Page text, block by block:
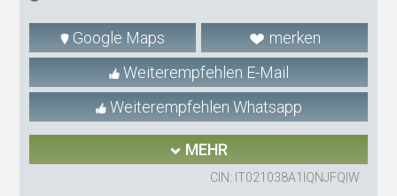
Google Maps
merken
Weiterempfehlen E-Mail
Weiterempfehlen Whatsapp
MEHR
CIN: IT021038A1IQNJFQIW